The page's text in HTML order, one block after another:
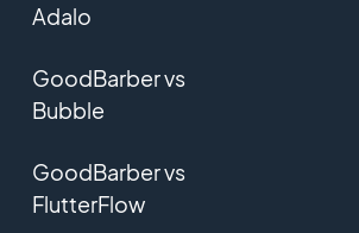
Adalo
GoodBarber vs
Bubble
GoodBarber vs
FlutterFlow